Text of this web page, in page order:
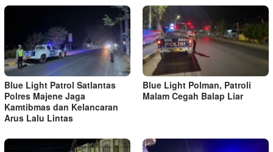
Blue Light Patrol Satlantas
Polres Majene Jaga
Kamtibmas dan Kelancaran
Arus Lalu Lintas
Blue Light Polman, Patroli
Malam Cegah Balap Liar